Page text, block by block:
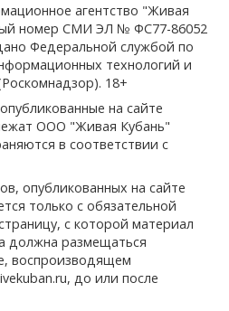
агентство "Живая
номер СМИ ЭЛ № ФС77-86052
Федеральной службой по
технологий и
18+
на сайте
ООО "Живая Кубань"
в соответствии с
опубликованных на сайте
только с обязательной
с которой материал
должна размещаться
воспроизводящем
до или после